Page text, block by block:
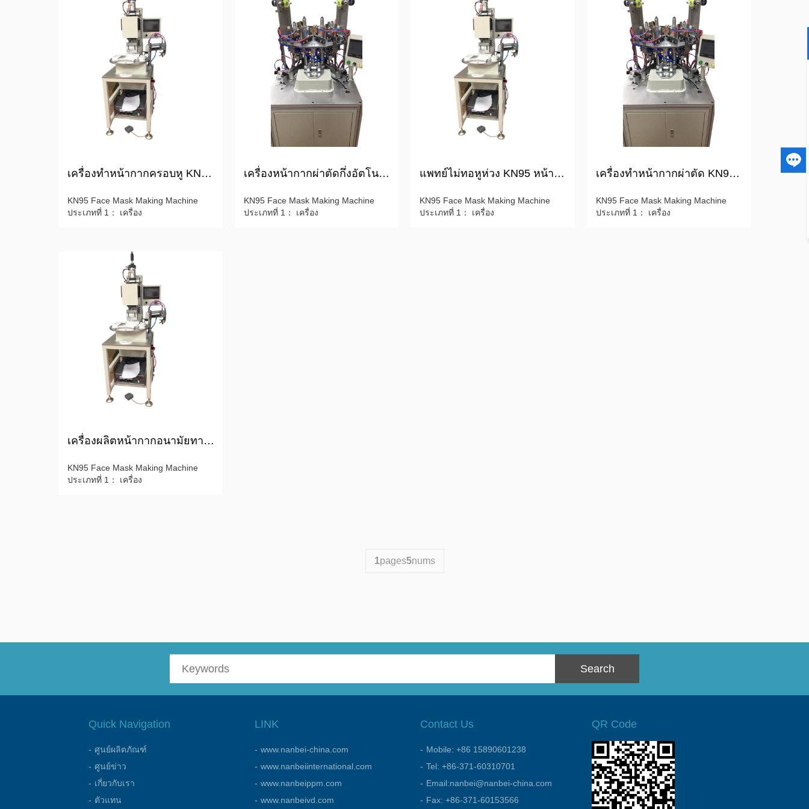
เครื่องทำหน้ากากครอบหู KN95 แบบใช้แล้วทิ้ง
KN95 Face Mask Making Machine
ประเภทที่ 1： เครื่อง
เครื่องหน้ากากผ่าตัดกึ่งอัตโนมัติที่ให้ผลผลิตสูง
KN95 Face Mask Making Machine
ประเภทที่ 1： เครื่อง
แพทย์ไม่ทอหูห่วง KN95 หน้ากากใบหน้าเครื่อง
KN95 Face Mask Making Machine
ประเภทที่ 1： เครื่อง
เครื่องทำหน้ากากผ่าตัด KN95 กึ่งอัตโนมัติ
KN95 Face Mask Making Machine
ประเภทที่ 1： เครื่อง
เครื่องผลิตหน้ากากอนามัยทางการแพทย์
KN95 Face Mask Making Machine
ประเภทที่ 1： เครื่อง
1pages5nums
Quick Navigation
ศูนย์ผลิตภัณฑ์
ศูนย์ข่าว
เกี่ยวกับเรา
ตัวแทน
LINK
www.nanbei-china.com
www.nanbeiinternational.com
www.nanbeippm.com
www.nanbeivd.com
Contact Us
Mobile: +86 15890601238
Tel: +86-371-60310701
Email:nanbei@nanbei-china.com
Fax: +86-371-60153566
QR Code